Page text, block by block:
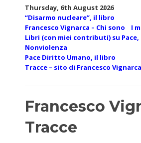
Thursday, 6th August 2026
“Disarmo nucleare”, il libro
Francesco Vignarca – Chi sono
I
Libri (con miei contributi) su Pace,
Nonviolenza
Pace Diritto Umano, il libro
Tracce – sito di Francesco Vignarca
Francesco
Tracce